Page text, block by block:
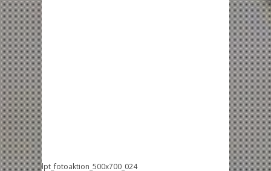
lpt_fotoaktion_500x700_024